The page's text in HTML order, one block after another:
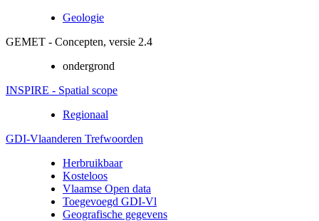
Geologie
GEMET - Concepten, versie 2.4
ondergrond
INSPIRE - Spatial scope
Regionaal
GDI-Vlaanderen Trefwoorden
Herbruikbaar
Kosteloos
Vlaamse Open data
Toegevoegd GDI-Vl
Geografische gegevens